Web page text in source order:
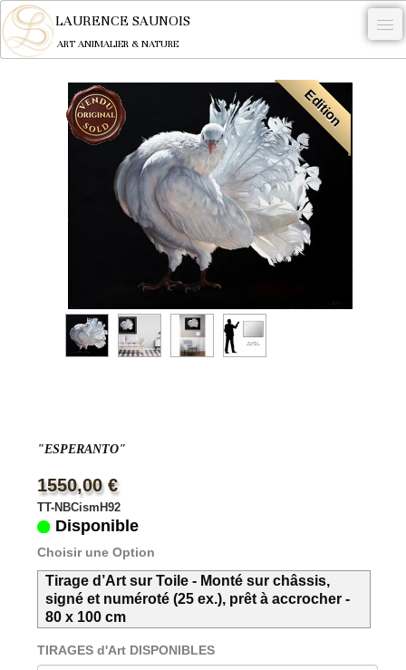
LAURENCE SAUNOIS
ART ANIMALIER & NATURE
NYMPHEUS LUMINANSIS.
CONTACT
Edition
"ESPERANTO"
1550,00 €
TT-NBCismH92
Disponible
Choisir une Option
Tirage d’Art sur Toile - Monté sur châssis,
signé et numéroté (25 ex.), prêt à accrocher -
80 x 100 cm
TIRAGES d'Art DISPONIBLES